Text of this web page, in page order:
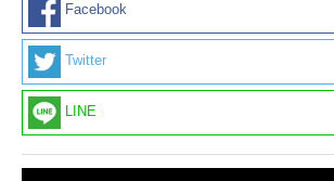
Facebook
Twitter
LINE